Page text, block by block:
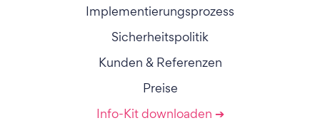
Implementierungsprozess
Sicherheitspolitik
Kunden & Referenzen
Preise
Info-Kit downloaden ➔